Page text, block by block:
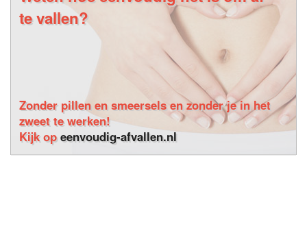
te vallen?
Zonder pillen en smeersels en zonder je in het
zweet te werken!
Kijk opeenvoudig-afvallen.nl